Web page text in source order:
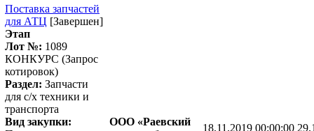
Поставка запчастей
для АТЦ [Завершен]
Этап
Лот №: 1089
КОНКУРС (Запрос
котировок)
Раздел: Запчасти
для с/х техники и
транспорта
Вид закупки:
ООО «Раевский
18.11.2019 00:00:00